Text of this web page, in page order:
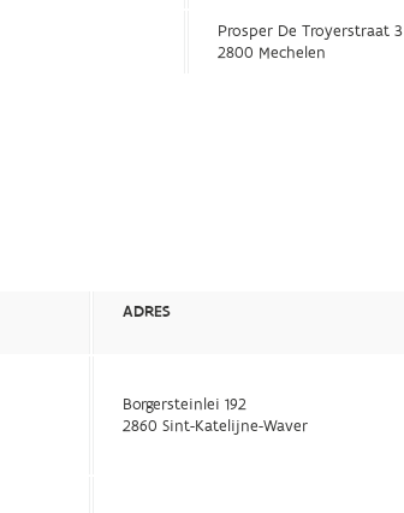
Prosper De Troyerstraat 3
2800 Mechelen
ADRES
Borgersteinlei 192
2860 Sint-Katelijne-Waver